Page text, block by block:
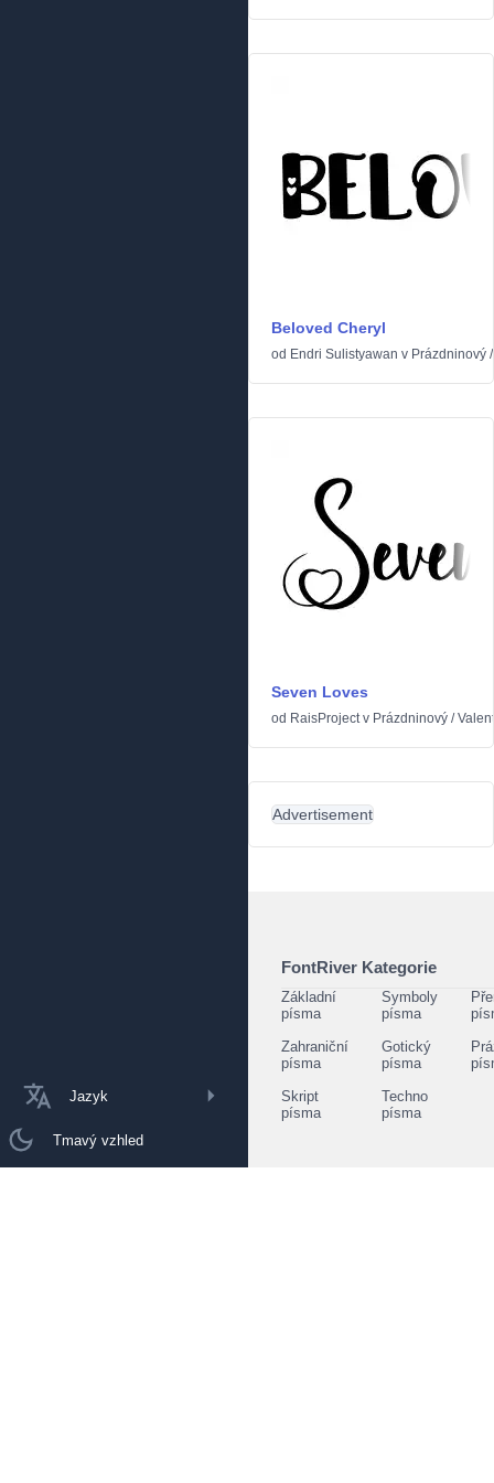
Jazyk
Tmavý vzhled
Beloved Cheryl
od Endri Sulistyawan v Prázdninový
Seven Loves
od RaisProjectv Prázdninový /
Advertisement
FontRiver Kategorie
Základní
písma
Symboly
písma
Zahraniční
písma
Gotický
písma
Skript
písma
Techno
písma